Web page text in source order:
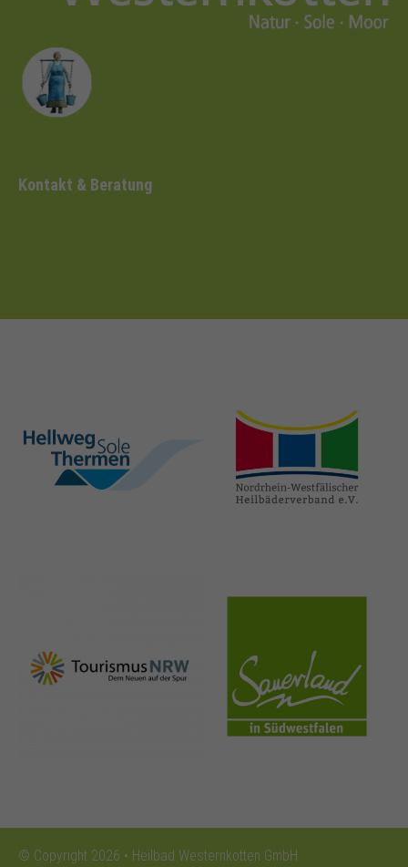
Kontakt & Beratung
hellweg-sole-
thermen.de
heilbaeder.de
nrw-
tourismus.de
sauerland.co
m
© Copyright 2026 • Heilbad Westernkotten GmbH